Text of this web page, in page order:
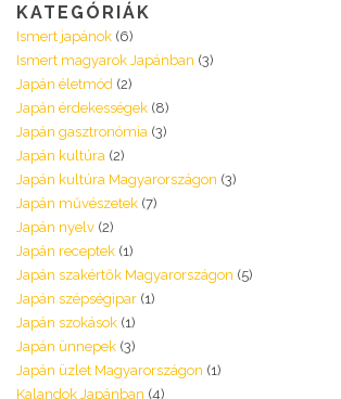
KATEGÓRIÁK
Ismert japánok (6)
Ismert magyarok Japánban (3)
Japán életmód (2)
Japán érdekességek (8)
Japán gasztronómia (3)
Japán kultúra (2)
Japán kultúra Magyarországon (3)
Japán művészetek (7)
Japán nyelv (2)
Japán receptek (1)
Japán szakértők Magyarországon (5)
Japán szépségipar (1)
Japán szokások (1)
Japán ünnepek (3)
Japán üzlet Magyarországon (1)
Kalandok Japánban (4)